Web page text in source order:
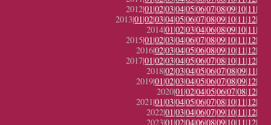
2012|01|02|03|04|05|06|07|08|09|10|11|
2013|01|02|03|04|05|06|07|08|09|10|11|12|
2014|01|02|03|04|06|08|09|10|11|
2015|01|02|03|04|06|07|08|09|10|11|12|
2016|02|03|04|05|06|08|09|10|11|12|
2017|01|02|03|04|05|06|07|08|10|11|12|
2018|02|03|04|05|06|07|08|09|11|
2019|01|02|03|04|05|06|07|08|09|12|
2020|01|02|04|05|06|07|08|12|
2021|01|03|04|05|06|07|08|10|11|12|
2022|01|03|04|06|07|09|10|11|12|
2023|01|02|04|06|08|09|10|11|12|